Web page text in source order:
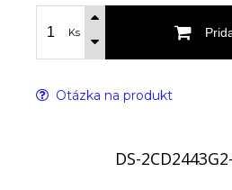
Ks
Otázka na produkt
DS-